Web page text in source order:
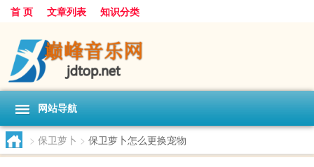
首 页 文章列表 知识分类
网站导航
> 保卫萝卜 > 保卫萝卜怎么更换宠物